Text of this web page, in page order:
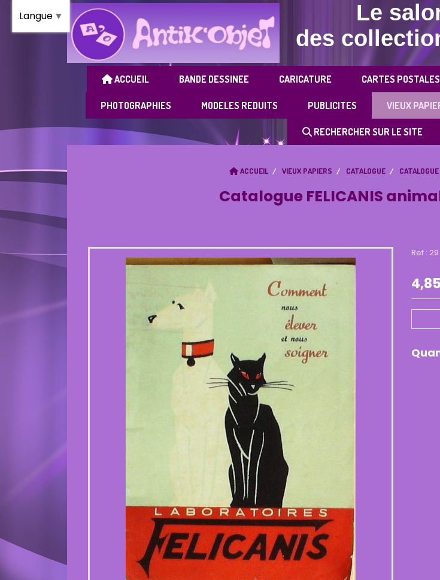
Le
des
ACCUEIL BANDE DESSINEE CARICATURE CARTES POSTALES
PHOTOGRAPHIES MODELES REDUITS PUBLICITES VIEUX
RECHERCHER SUR LE SITE
ACCUEIL VIEUX PAPIERS CATALOGUE
Catalogue FELICANIS
Ref : 29
4,85
Langue ▼
Panneau de gestion des cookies